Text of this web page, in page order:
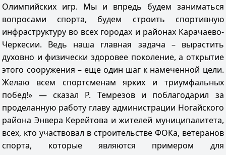
Олимпийских игр. Мы и впредь будем заниматься
вопросами спорта, будем строить спортивную
инфраструктуру во всех городах и районах Карачаево-
Черкесии. Ведь наша главная задача – вырастить
духовно и физически здоровее поколение, а открытие
этого сооружения – еще один шаг к намеченной цели.
Желаю всем спортсменам ярких и триумфальных
побед!» — сказал Р. Темрезов и поблагодарил за
проделанную работу главу администрации Ногайского
района Энвера Керейтова и жителей муниципалитета,
всех, кто участвовал в строительстве ФОКа, ветеранов
спорта, которые являются примером для